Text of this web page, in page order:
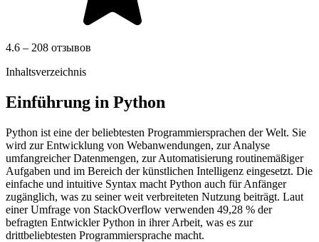
4.6 – 208 отзывов
Inhaltsverzeichnis
Einführung in Python
Python ist eine der beliebtesten Programmiersprachen der Welt. Sie
wird zur Entwicklung von Webanwendungen, zur Analyse
umfangreicher Datenmengen, zur Automatisierung routinemäßiger
Aufgaben und im Bereich der künstlichen Intelligenz eingesetzt. Die
einfache und intuitive Syntax macht Python auch für Anfänger
zugänglich, was zu seiner weit verbreiteten Nutzung beiträgt. Laut
einer Umfrage von StackOverflow verwenden 49,28 % der
befragten Entwickler Python in ihrer Arbeit, was es zur
drittbeliebtesten Programmiersprache macht.